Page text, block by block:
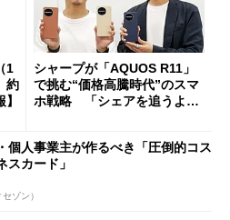
1
約
シャープが「AQUOS R11」
で挑む“価格高騰時代”のスマ
ホ戦略 「シェアを追うより
個人事業主が作るべき「圧倒的コス
スカード」
ゾン）